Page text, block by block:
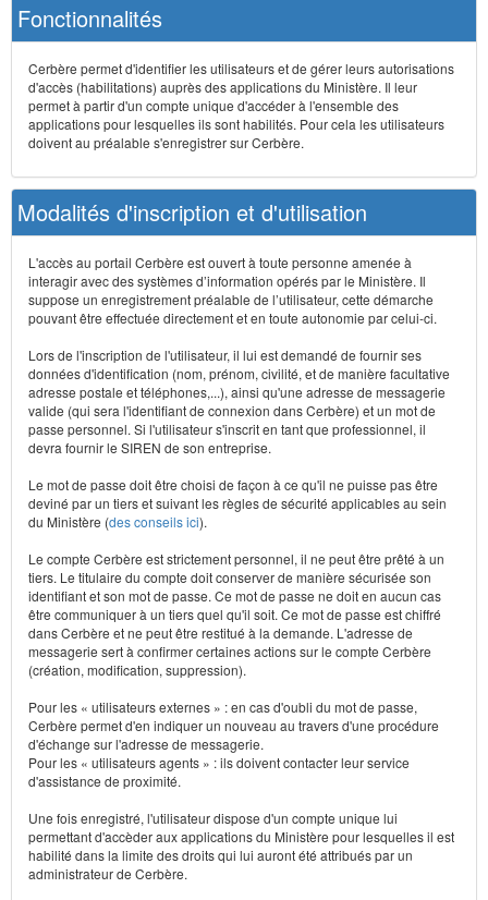
Fonctionnalités
Cerbère permet d'identifier les utilisateurs et de gérer leurs autorisations
d'accès (habilitations) auprès des applications du Ministère. Il leur
permet à partir d'un compte unique d'accéder à l'ensemble des
applications pour lesquelles ils sont habilités. Pour cela les utilisateurs
doivent au préalable s'enregistrer sur Cerbère.
Modalités d'inscription et d'utilisation
L'accès au portail Cerbère est ouvert à toute personne amenée à
interagir avec des systèmes d’information opérés par le Ministère. Il
suppose un enregistrement préalable de l’utilisateur, cette démarche
pouvant être effectuée directement et en toute autonomie par celui-ci.
Lors de l'inscription de l'utilisateur, il lui est demandé de fournir ses
données d'identification (nom, prénom, civilité, et de manière facultative
adresse postale et téléphones,...), ainsi qu'une adresse de messagerie
valide (qui sera l'identifiant de connexion dans Cerbère) et un mot de
passe personnel. Si l'utilisateur s'inscrit en tant que professionnel, il
devra fournir le SIREN de son entreprise.
Le mot de passe doit être choisi de façon à ce qu'il ne puisse pas être
deviné par un tiers et suivant les règles de sécurité applicables au sein
du Ministère (des conseils ici).
Le compte Cerbère est strictement personnel, il ne peut être prêté à un
tiers. Le titulaire du compte doit conserver de manière sécurisée son
identifiant et son mot de passe. Ce mot de passe ne doit en aucun cas
être communiquer à un tiers quel qu'il soit. Ce mot de passe est chiffré
dans Cerbère et ne peut être restitué à la demande. L'adresse de
messagerie sert à confirmer certaines actions sur le compte Cerbère
(création, modification, suppression).
Pour les « utilisateurs externes » : en cas d'oubli du mot de passe,
Cerbère permet d'en indiquer un nouveau au travers d'une procédure
d'échange sur l'adresse de messagerie.
Pour les « utilisateurs agents » : ils doivent contacter leur service
d'assistance de proximité.
Une fois enregistré, l'utilisateur dispose d'un compte unique lui
permettant d'accèder aux applications du Ministère pour lesquelles il est
habilité dans la limite des droits qui lui auront été attribués par un
administrateur de Cerbère.